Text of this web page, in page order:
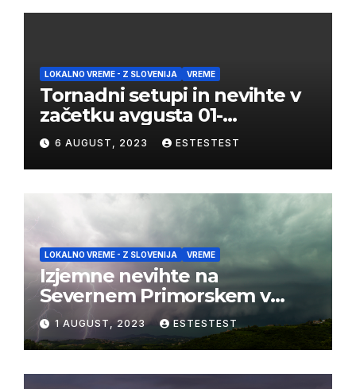
LOKALNO VREME - Z SLOVENIJA VREME
Tornadni setupi in nevihte v
začetku avgusta 01-
03/08/2023
6 AUGUST, 2023 ESTESTEST
LOKALNO VREME - Z SLOVENIJA VREME
Izjemne nevihte na
Severnem Primorskem v
juliju 2023
1 AUGUST, 2023 ESTESTEST